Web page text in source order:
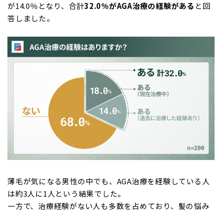
が14.0％となり、合計32.0％がAGA治療の経験がある と回
答しました。
薄毛が気になる男性の中でも、AGA治療を経験している人
は約3人に1人という結果でした。
一方で、治療経験がない人も多数を占めており、髪の悩み